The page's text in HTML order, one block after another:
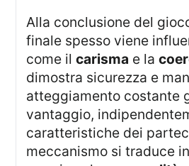
Alla conclusione del gioco, il risultato
finale spesso viene
come ilcarisma e la
dimostra sicurezza e
atteggiamento costante
vantaggio,
caratteristiche dei
meccanismo si traduce